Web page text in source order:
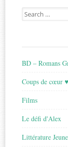
Search
for:
BD – Romans
Coups de cœur ♥
Films
Le défi d'Alex
Littérature